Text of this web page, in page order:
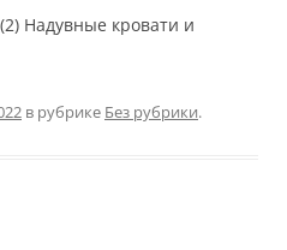
Надувные кровати и
в рубрике Без рубрики.